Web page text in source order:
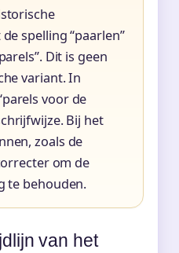
spelling “paarlen”
Dit is geen
variant. In
voor de
Bij het
zoals de
om de
te behouden.
van het